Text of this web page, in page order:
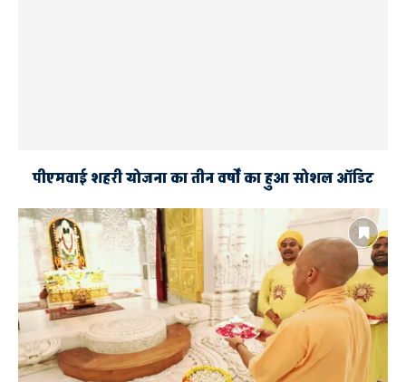
पीएमवाई शहरी योजना का तीन वर्षों का हुआ सोशल ऑडिट